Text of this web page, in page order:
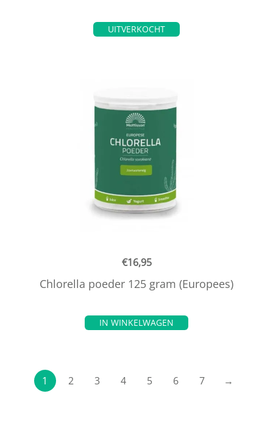
UITVERKOCHT
€16,95
Chlorella poeder 125 gram (Europees)
IN WINKELWAGEN
1 2 3 4 5 6 7 →